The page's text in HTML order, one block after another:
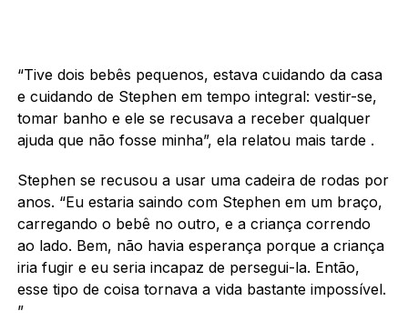
“Tive dois bebês pequenos, estava cuidando da casa
e cuidando de Stephen em tempo integral: vestir-se,
tomar banho e ele se recusava a receber qualquer
ajuda que não fosse minha”, ela relatou mais tarde .
Stephen se recusou a usar uma cadeira de rodas por
anos. “Eu estaria saindo com Stephen em um braço,
carregando o bebê no outro, e a criança correndo
ao lado. Bem, não havia esperança porque a criança
iria fugir e eu seria incapaz de persegui-la. Então,
esse tipo de coisa tornava a vida bastante impossível.
”